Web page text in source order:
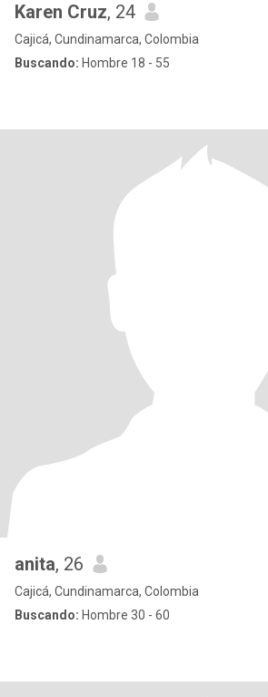
Karen Cruz, 24
Cajicá, Cundinamarca, Colombia
Buscando: Hombre 18 - 55
anita, 26
Cajicá, Cundinamarca, Colombia
Buscando: Hombre 30 - 60